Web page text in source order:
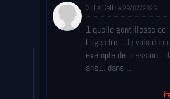
2. Le Gall Le 29/07/2026
1 quelle gentillesse ce
Legendre... Je vais
exemple de pression...
ans.... dans ...